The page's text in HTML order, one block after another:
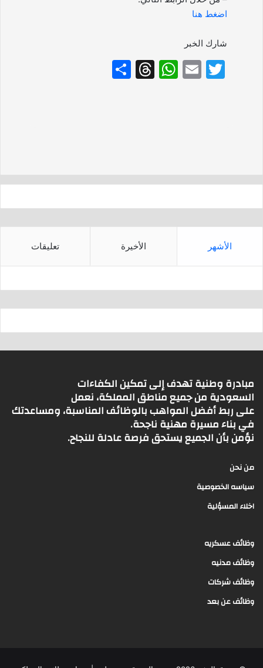
اضغط هنا
شارك الخبر
T
E
W
p
T
الأشهر الأخيرة تعليقات
مبادرة وطنية تهدف إلى تمكين الكفاءات
السعودية من جميع مناطق المملكة، نعمل
على ربط أفضل المواهب بالوظائف المناسبة، ومساعدتك
في بناء مسيرة مهنية ناجحة.
نؤمن بأن الجميع يستحق فرصة عادلة للنجاح.
من نحن
سياسه الخصوصية
اخلاء المسؤلية
وظائف عسكريه
وظائف مدنيه
وظائف شركات
وظائف عن بعد